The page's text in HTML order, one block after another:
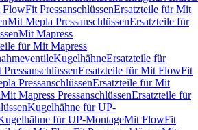
PressanschlüssenErsatzteile für Mit
Mit Mepla PressanschlüssenErsatzteile für
Mit Mapress
für Mit Mapress
KugelhähneErsatzteile für
Ersatzteile für Mit FlowFit
PressanschlüssenErsatzteile für Mit
Mit Mapress PressanschlüssenErsatzteile für
Kugelhähne für UP-
für UP-MontageMit FlowFit